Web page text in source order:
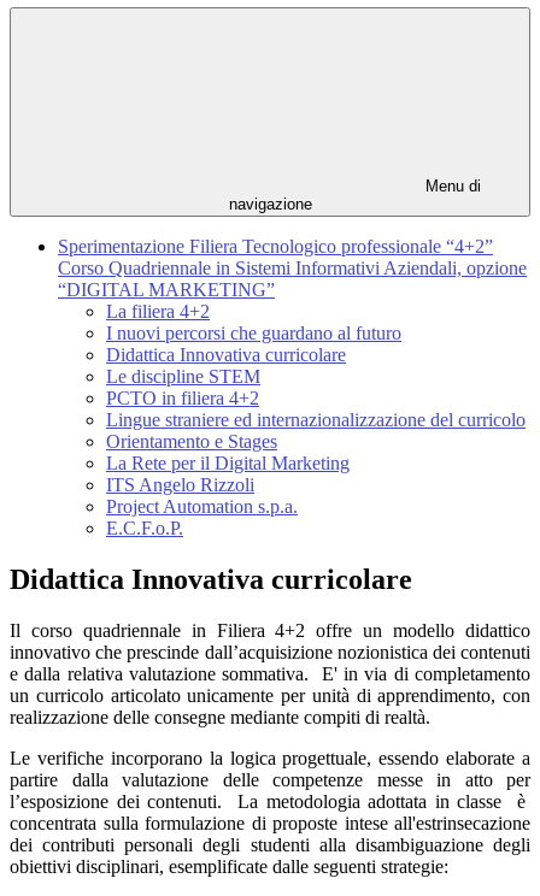
Menu di
navigazione
Sperimentazione Filiera Tecnologico professionale “4+2”
Corso Quadriennale in Sistemi Informativi Aziendali, opzione
“DIGITAL MARKETING”
La filiera 4+2
I nuovi percorsi che guardano al futuro
Didattica Innovativa curricolare
Le discipline STEM
PCTO in filiera 4+2
Lingue straniere ed internazionalizzazione del curricolo
Orientamento e Stages
La Rete per il Digital Marketing
ITS Angelo Rizzoli
Project Automation s.p.a.
E.C.F.o.P.
Didattica Innovativa curricolare
Il corso quadriennale in Filiera 4+2 offre un modello didattico
innovativo che prescinde dall’acquisizione nozionistica dei contenuti
e dalla relativa valutazione sommativa.
E' in via di completamento
un curricolo articolato unicamente per unità di apprendimento, con
realizzazione delle consegne mediante compiti di realtà.
Le verifiche incorporano la logica progettuale, essendo elaborate a
partire dalla valutazione delle competenze messe in atto per
l’esposizione dei contenuti.
La metodologia adottata in classe è
concentrata sulla formulazione di proposte intese all'estrinsecazione
dei contributi personali degli studenti alla disambiguazione degli
obiettivi disciplinari, esemplificate dalle seguenti strategie: